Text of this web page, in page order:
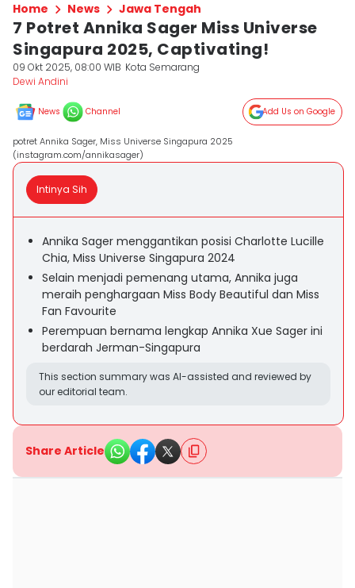
Home News Jawa Tengah
7 Potret Annika Sager Miss Universe
Singapura 2025, Captivating!
09 Okt 2025, 08:00 WIB Kota Semarang
Dewi Andini
News Channel Add Us on Google
potret Annika Sager, Miss Universe Singapura 2025
(instagram.com/annikasager)
Intinya Sih
Annika Sager menggantikan posisi Charlotte Lucille
Chia, Miss Universe Singapura 2024
Selain menjadi pemenang utama, Annika juga
meraih penghargaan Miss Body Beautiful dan Miss
Fan Favourite
Perempuan bernama lengkap Annika Xue Sager ini
berdarah Jerman-Singapura
This section summary was AI-assisted and reviewed by
our editorial team.
Share Article